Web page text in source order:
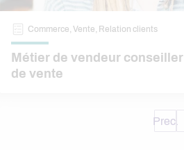
Commerce, Vente, Relation clients
Métier de vendeur conseiller
de vente
Prec.